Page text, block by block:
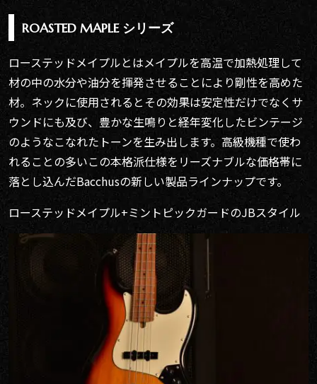
ROASTED MAPLE シリーズ
ローステッドメイプルとはメイプルを高温で加熱処理して
材の中の水分や油分を揮発させることにより剛性を高めた
材。ネックに使用されるとその効果は安定性だけでなくサ
ウンドにも及び、豊かな生鳴りと経年変化したビンテージ
のようなこなれたトーンを生み出します。高級機種で使わ
れることの多いこの本格派仕様をリーズナブルな価格帯に
落とし込んだBacchusの新しい製品ラインナップです。
ローステッドメイプル+ミントピックガードのJBスタイル